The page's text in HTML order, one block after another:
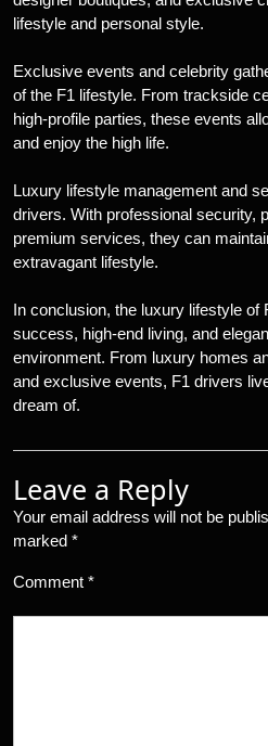
lifestyle and personal style.
Exclusive events and celebrity
of the F1 lifestyle. From trackside
high-profile parties, these events
and enjoy the high life.
Luxury lifestyle management and
drivers. With professional security,
premium services, they can
extravagant lifestyle.
In conclusion, the luxury lifestyle of
success, high-end living, and
environment. From luxury homes
and exclusive events, F1 drivers
dream of.
Leave a Reply
Your email address will not be
marked *
Comment *